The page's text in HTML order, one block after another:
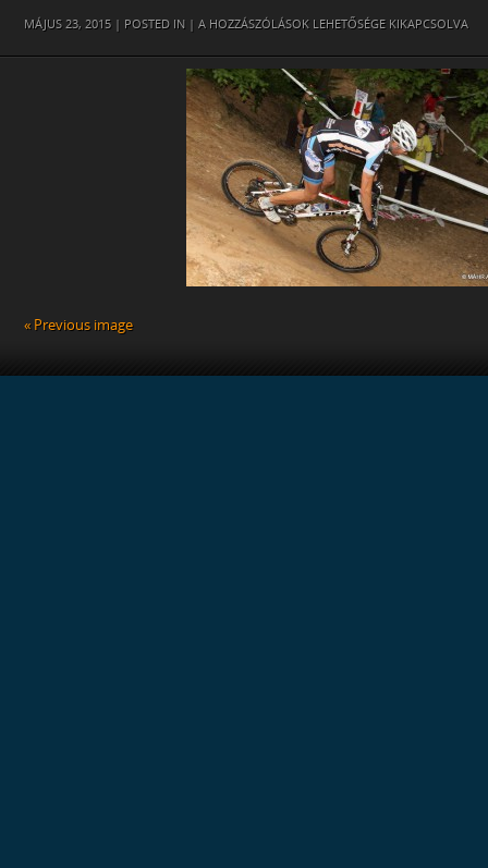
MÁJUS 23, 2015 | POSTED IN | PITYIKUSZ
BEJEGYZÉSHEZ
A HOZZÁSZÓLÁSOK LEHETŐSÉGE KIKAPCSOLVA
« Previous image